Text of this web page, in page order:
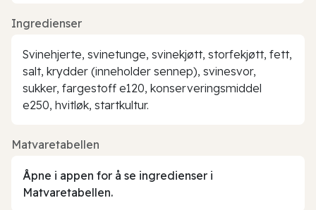
Ingredienser
Svinehjerte, svinetunge, svinekjøtt, storfekjøtt, fett,
salt, krydder (inneholder sennep), svinesvor,
sukker, fargestoff e120, konserveringsmiddel
e250, hvitløk, startkultur.
Matvaretabellen
Åpne i appen for å se ingredienser i
Matvaretabellen.